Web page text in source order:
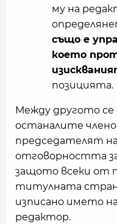
му на
също е
което
позицията.
Между другото се
останалите
председателят
отговорността
защото всеки от
титулната
изписано името
редактор.